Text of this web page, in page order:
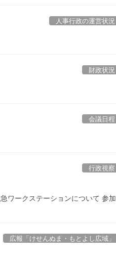
人事行政の運営状況
財政状況
会議日程
行政視察
ワークステーションについて 参加
広報「けせんぬま・もとよし広域」